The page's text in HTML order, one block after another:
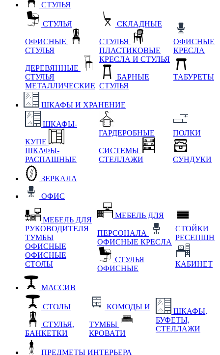
СТУЛЬЯ
СТУЛЬЯ
ОФИСНЫЕ
СТУЛЬЯ
ДЕРЕВЯННЫЕ
СТУЛЬЯ
МЕТАЛЛИЧЕСКИЕ
СКЛАДНЫЕ
СТУЛЬЯ
ПЛАСТИКОВЫЕ
КРЕСЛА И СТУЛЬЯ
БАРНЫЕ
СТУЛЬЯ
ОФИСНЫЕ
КРЕСЛА
ТАБУРЕТЫ
ШКАФЫ И ХРАНЕНИЕ
ШКАФЫ-
КУПЕ
ШКАФЫ-
РАСПАШНЫЕ
ГАРДЕРОБНЫЕ
СИСТЕМЫ
СТЕЛЛАЖИ
ПОЛКИ
СУНДУКИ
ЗЕРКАЛА
ОФИС
МЕБЕЛЬ ДЛЯ
РУКОВОДИТЕЛЯ
ТУМБЫ
ОФИСНЫЕ
ОФИСНЫЕ
СТОЛЫ
МЕБЕЛЬ ДЛЯ
ПЕРСОНАЛА
ОФИСНЫЕ КРЕСЛА
СТУЛЬЯ
ОФИСНЫЕ
СТОЙКИ
РЕСЕПШН
КАБИНЕТ
МАССИВ
СТОЛЫ
СТУЛЬЯ,
БАНКЕТКИ
КОМОДЫ И
ТУМБЫ
КРОВАТИ
ШКАФЫ,
БУФЕТЫ,
СТЕЛЛАЖИ
ПРЕДМЕТЫ ИНТЕРЬЕРА